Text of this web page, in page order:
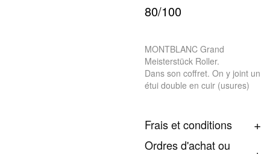
80/100
MONTBLANC Grand
Meisterstück Roller.
Dans son coffret. On y joint un
étui double en cuir (usures)
Frais et conditions
Ordres d'achat ou